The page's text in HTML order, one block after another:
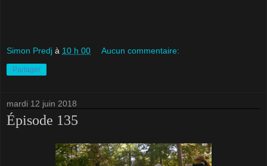
Simon Predj à 10 h 00 Aucun commentaire:
Partager
mardi 12 juin 2018
Épisode 135